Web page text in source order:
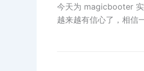
今天为 magicbooter
越来越有信心了，相信